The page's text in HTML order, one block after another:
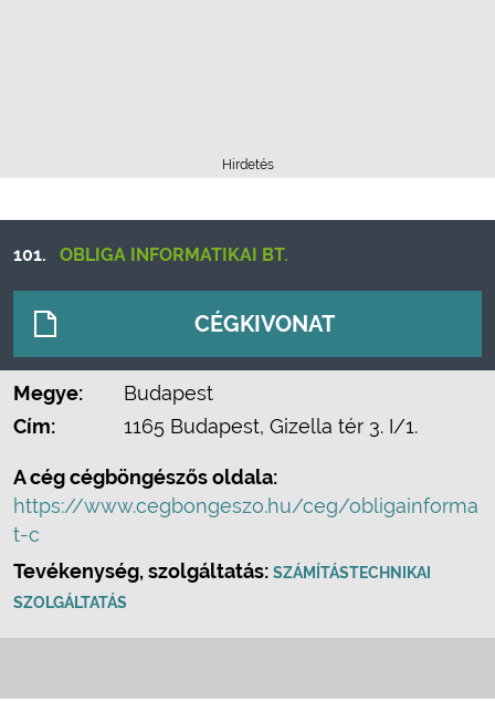
Hirdetés
101. OBLIGA INFORMATIKAI BT.
CÉGKIVONAT
Megye:
Budapest
Cím:
1165 Budapest, Gizella tér 3. I/1.
A cég cégböngészős oldala:
https://www.cegbongeszo.hu/ceg/obligainforma
t-c
Tevékenység, szolgáltatás: SZÁMÍTÁSTECHNIKAI
SZOLGÁLTATÁS